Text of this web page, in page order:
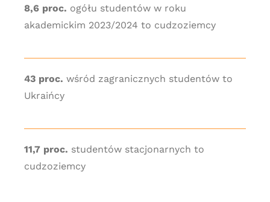
8,6 proc. ogółu studentów w roku
akademickim 2023/2024 to cudzoziemcy
43 proc. wśród zagranicznych studentów to
Ukraińcy
11,7 proc. studentów stacjonarnych to
cudzoziemcy